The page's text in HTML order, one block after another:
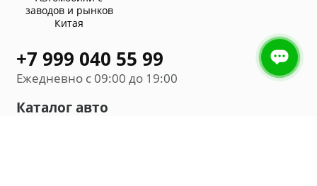
заводов и рынков
Китая
+7 999 040 55 99
Ежедневно с 09:00 до 19:00
Каталог авто